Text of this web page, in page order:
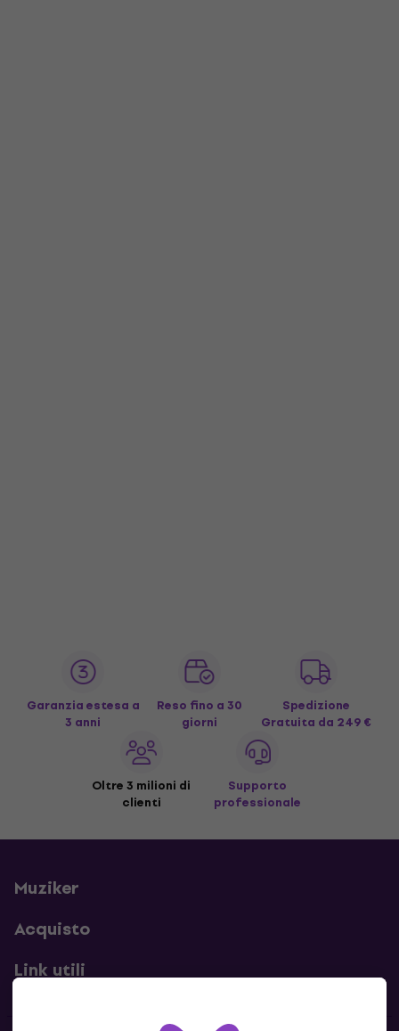
Garanzia estesa a
3 anni
Reso fino a 30
giorni
Spedizione
Gratuita da 249 €
Oltre 3 milioni di
clienti
Supporto
professionale
Muziker
Acquisto
Link utili